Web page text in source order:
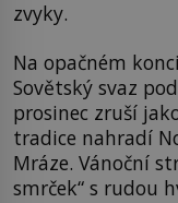
zvyky.
Na opačném
Sovětský svaz
prosinec zruší
tradice nahradí
Mráze. Vánoční
smrček“ s rudou